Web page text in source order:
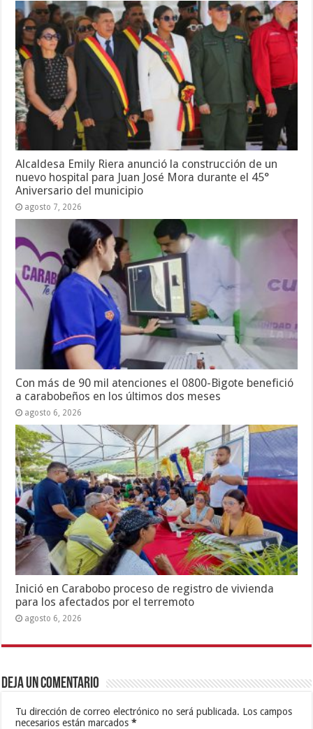
Alcaldesa Emily Riera anunció la construcción de un
nuevo hospital para Juan José Mora durante el 45°
Aniversario del municipio
agosto 7, 2026
Con más de 90 mil atenciones el 0800-Bigote benefició
a carabobeños en los últimos dos meses
agosto 6, 2026
Inició en Carabobo proceso de registro de vivienda
para los afectados por el terremoto
agosto 6, 2026
Deja un comentario
Tu dirección de correo electrónico no será publicada. Los campos
necesarios están marcados*